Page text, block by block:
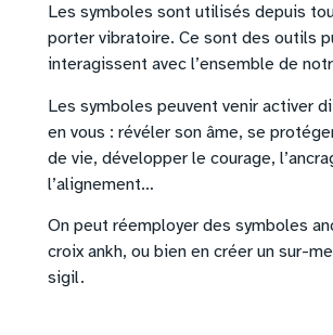
Les symboles sont utilisés depuis
porter vibratoire. Ce sont des outils
interagissent avec l’ensemble de
Les symboles peuvent venir activer
en vous : révéler son âme, se
de vie, développer le courage,
l’alignement…
On peut réemployer des symboles
croix ankh, ou bien en créer un sur-
sigil.